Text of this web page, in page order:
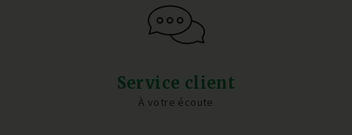
Service client
À votre écoute